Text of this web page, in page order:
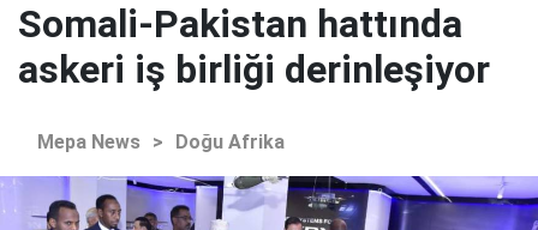
Somali-Pakistan hattında
askeri iş birliği derinleşiyor
Mepa News > Doğu Afrika